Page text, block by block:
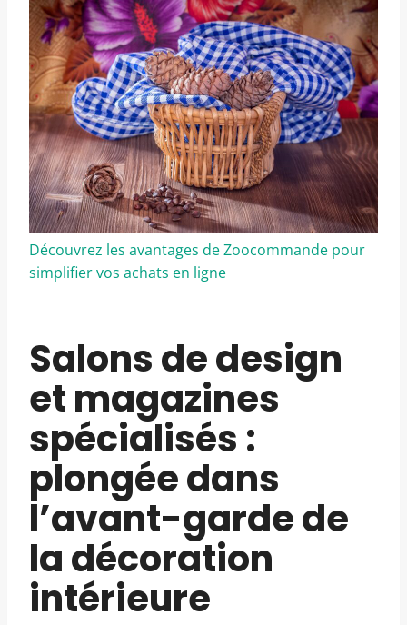
Découvrez les avantages de Zoocommande pour
simplifier vos achats en ligne
Salons de design
et magazines
spécialisés :
plongée dans
l’avant-garde de
la décoration
intérieure